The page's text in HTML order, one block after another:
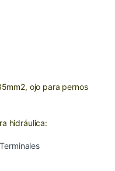
ojo para pernos
hidráulica: